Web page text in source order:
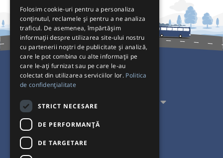
Pentru Călători
Pentru Transportatori
Interacționăm
Acceptăm plăți cu
Folosim cookie-uri pentru a personaliza
conținutul, reclamele și pentru a ne analiza
traficul. De asemenea, împărtășim
informații despre utilizarea site-ului nostru
cu partenerii noștri de publicitate și analiză,
care le pot combina cu alte informații pe
care le-ați furnizat sau pe care le-au
colectat din utilizarea serviciilor lor. Politica
de confidențialitate
STRICT NECESARE
DE PERFORMANȚĂ
DE TARGETARE